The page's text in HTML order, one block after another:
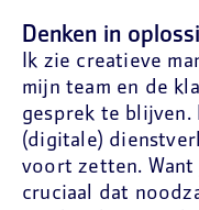
Denken in
Ik zie creatieve
mijn team en de
gesprek te blijven.
(digitale)
voort zetten.
cruciaal dat